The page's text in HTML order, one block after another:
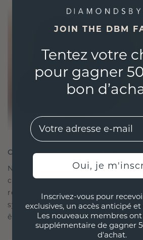
CRÉÉ POUR LA CONNEXION
Notre philosophie en matière de
créer des liens, chaque pièce
résister à l'épreuve du temps.
symbole d'amour et de
être portée et chérie pour
JOIN THE DBM
Tentez votre
pour gagner
bon
EMail
Oui, je
Inscrivez-vous pour
exclusives, un accès anticipé
Les nouveaux membres
supplémentaire de gagner
d'achat.